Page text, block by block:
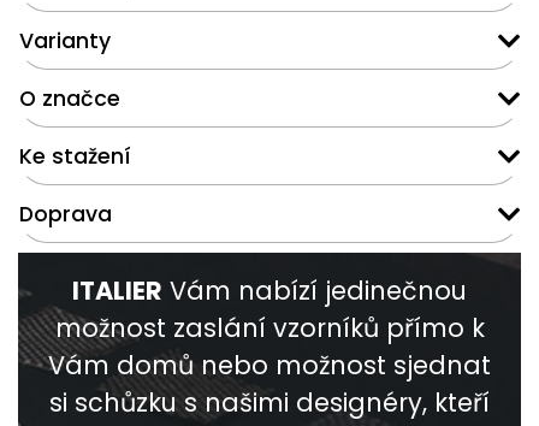
Varianty
O značce
Ke stažení
Doprava
ITALIER Vám nabízí jedinečnou
možnost zaslání vzorníků přímo k
Vám domů nebo možnost sjednat
si schůzku s našimi designéry, kteří